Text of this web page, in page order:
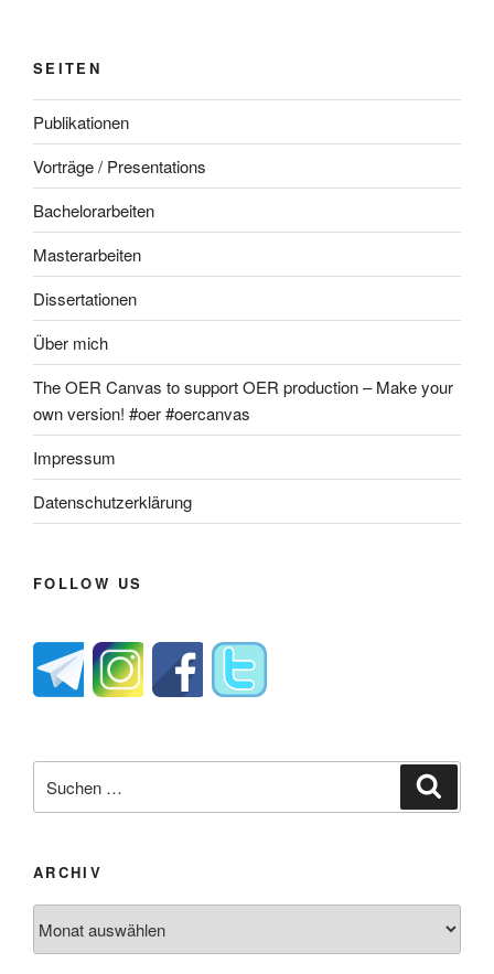
SEITEN
Publikationen
Vorträge / Presentations
Bachelorarbeiten
Masterarbeiten
Dissertationen
Über mich
The OER Canvas to support OER production – Make your
own version! #oer #oercanvas
Impressum
Datenschutzerklärung
FOLLOW US
nach:
ARCHIV